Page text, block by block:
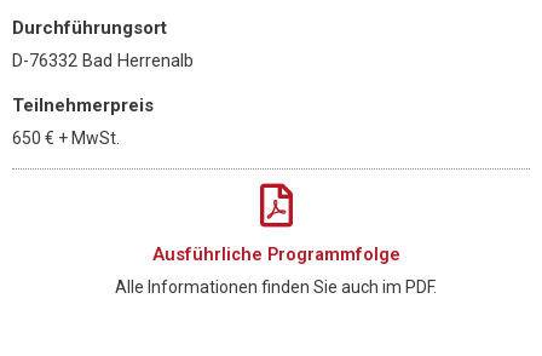
Durchführungsort
D-76332 Bad Herrenalb
Teilnehmerpreis
650 € + MwSt.
Ausführliche Programmfolge
Alle Informationen finden Sie auch im PDF.